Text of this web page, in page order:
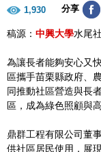
1,930 分享
稿源： 中興大學水尾
為讓長者能夠安心又
區攜手苗栗縣政府、
同推動社區營造與長
區，成為綠色照顧與
鼎群工程有限公司董
供社區居民使用，展